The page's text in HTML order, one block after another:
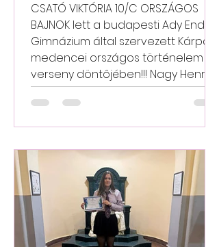
CSATÓ VIKTÓRIA 10/C ORSZÁGOS
BAJNOK lett a budapesti Ady Endre
Gimnázium által szervezett Kárpát-
medencei országos történelem
verseny döntőjében!!! Nagy Henrik
György szintén szuper teljesítményt
nyújtva kilencedik helyezést ért el!...
A verseny témája Mohács 500 volt...
meg: egy teszt, majd egy 100
pontos esszé, a Zsűri által kiosztott
szakirodalomból. Közel 200 induló
volt a Kárpát-medence minden
tájáról, A Fazekastól kedve Miskolc,
Debrece